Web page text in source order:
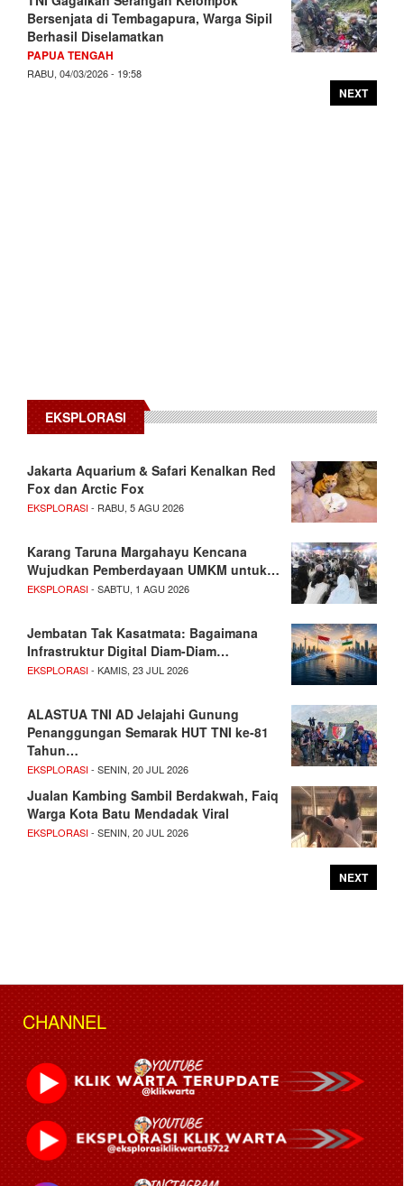
Bersenjata di Tembagapura, Warga Sipil
Berhasil Diselamatkan
PAPUA TENGAH
RABU, 04/03/2026 - 19:58
NEXT
EKSPLORASI
Jakarta Aquarium & Safari Kenalkan Red
Fox dan Arctic Fox
EKSPLORASI- RABU, 5 AGU 2026
Karang Taruna Margahayu Kencana
Wujudkan Pemberdayaan UMKM untuk…
EKSPLORASI- SABTU, 1 AGU 2026
Jembatan Tak Kasatmata: Bagaimana
Infrastruktur Digital Diam-Diam…
EKSPLORASI- KAMIS, 23 JUL 2026
ALASTUA TNI AD Jelajahi Gunung
Penanggungan Semarak HUT TNI ke-81
Tahun…
EKSPLORASI- SENIN, 20 JUL 2026
Jualan Kambing Sambil Berdakwah, Faiq
Warga Kota Batu Mendadak Viral
EKSPLORASI- SENIN, 20 JUL 2026
NEXT
CHANNEL